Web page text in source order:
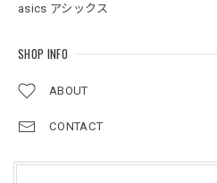
asics アシックス
SHOP INFO
ABOUT
CONTACT